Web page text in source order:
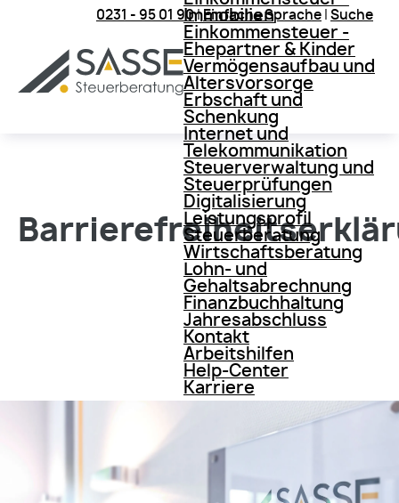
0231 - 95 01 90|Einfache Sprache Suche
Immobilien
Einkommensteuer -
Ehepartner & Kinder
Vermögensaufbau und
Altersvorsorge
Erbschaft und
Schenkung
Internet und
Telekommunikation
Steuerverwaltung und
Steuerprüfungen
Digitalisierung
Leistungsprofil
Steuerberatung
Wirtschaftsberatung
Lohn- und
Gehaltsabrechnung
Finanzbuchhaltung
Jahresabschluss
Kontakt
Arbeitshilfen
Help-Center
Karriere